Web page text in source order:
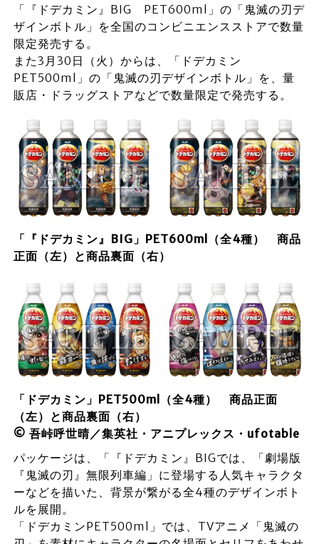
「『ドデカミン』BIG PET600ml」の「鬼滅の刃デ
ザインボトル」を全国のコンビニエンスストアで数量
限定発売する。
また3月30日（火）からは、「ドデカミン
PET500ml」の「鬼滅の刃デザインボトル」を、量
販店・ドラッグストアなどで数量限定で発売する。
「『ドデカミン』BIG」PET600ml（全4種） 商品
正面（左）と商品裏面（右）
「ドデカミン」PET500ml（全4種） 商品正面
（左）と商品裏面（右）
© 吾峠呼世晴／集英社・アニプレックス・ufotable
パッケージは、「『ドデカミン』BIGでは、「劇場版
『鬼滅の刃』無限列車編」に登場する人気キャラクタ
ーなどを描いた、背景が繋がる全4種のデザインボト
ルを展開。
「ドデカミンPET500ml」では、TVアニメ「鬼滅の